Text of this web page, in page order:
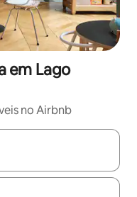
em Lago
no Airbnb
explore-os